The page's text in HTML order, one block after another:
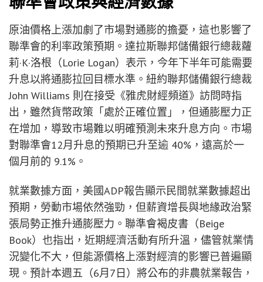
原油價格上漲加劇了市場對通膨的擔憂，這也影響了
聯準會的利率政策預期。達拉斯聯邦儲備銀行總裁蘿
莉·K·洛根（Lorie Logan）表示，今年下半年可能需要
升息以將通膨拉回目標水準。紐約聯邦儲備銀行總裁
John Williams 則在接受《雅虎財經頻道》訪問時指
出，雖然貨幣政策「處於正確位置」，但通膨壓力正
在增加，導致市場難以明確預測未來升息方向。市場
對聯準會12月升息的預期已升至逾 40%，遠高於一
個月前的 9.1%。
就業數據方面，美國ADP報告顯示民間就業數據超出
預期，勞動市場依然強勁，但薪資增長與地緣政治緊
張局勢正推升通膨壓力。聯準會褐皮書（Beige
Book）也指出，近期經濟活動有所升溫，儘管就業情
況變化不大，但能源價格上漲對經濟的影響已普遍顯
現。預計本週五（6月7日）將公布的非農就業報告，